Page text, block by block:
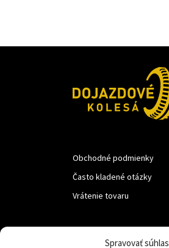
Spravovať súhlas
Obchodné podmienky
Často kladené otázky
Vrátenie tovaru